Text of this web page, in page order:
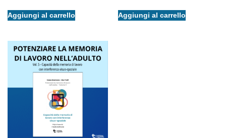
Aggiungi al carrello Aggiungi al carrello